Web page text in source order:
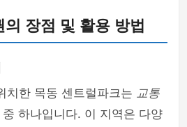
장점 및 활용 방법
치한 목동 센트럴파크는 교통
하나입니다. 이 지역은 다양